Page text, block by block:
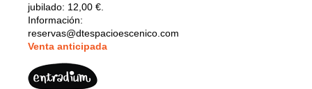
jubilado: 12,00 €.
Información:
reservas@dtespacioescenico.com
Venta anticipada